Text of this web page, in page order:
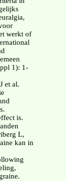
werkt of
1): 1-
et al.
is.
L,
kan in